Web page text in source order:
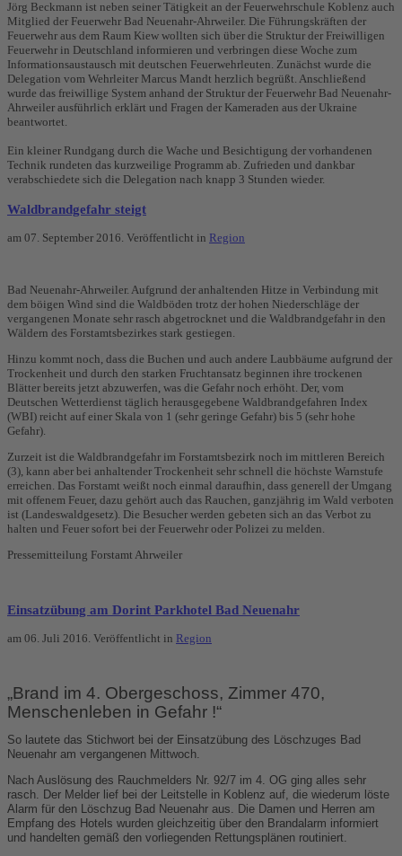
Jörg Beckmann ist neben seiner Tätigkeit an der Feuerwehrschule Koblenz auch
Mitglied der Feuerwehr Bad Neuenahr-Ahrweiler. Die Führungskräften der
Feuerwehr aus dem Raum Kiew wollten sich über die Struktur der Freiwilligen
Feuerwehr in Deutschland informieren und verbringen diese Woche zum
Informationsaustausch mit deutschen Feuerwehrleuten. Zunächst wurde die
Delegation vom Wehrleiter Marcus Mandt herzlich begrüßt. Anschließend
wurde das freiwillige System anhand der Struktur der Feuerwehr Bad Neuenahr-
Ahrweiler ausführlich erklärt und Fragen der Kameraden aus der Ukraine
beantwortet.
Ein kleiner Rundgang durch die Wache und Besichtigung der vorhandenen
Technik rundeten das kurzweilige Programm ab. Zufrieden und dankbar
verabschiedete sich die Delegation nach knapp 3 Stunden wieder.
Waldbrandgefahr steigt
am 07. September 2016 . Veröffentlicht in Region
Bad Neuenahr-Ahrweiler. Aufgrund der anhaltenden Hitze in Verbindung mit
dem böigen Wind sind die Waldböden trotz der hohen Niederschläge der
vergangenen Monate sehr rasch abgetrocknet und die Waldbrandgefahr in den
Wäldern des Forstamtsbezirkes stark gestiegen.
Hinzu kommt noch, dass die Buchen und auch andere Laubbäume aufgrund der
Trockenheit und durch den starken Fruchtansatz beginnen ihre trockenen
Blätter bereits jetzt abzuwerfen, was die Gefahr noch erhöht. Der, vom
Deutschen Wetterdienst täglich herausgegebene Waldbrandgefahren Index
(WBI) reicht auf einer Skala von 1 (sehr geringe Gefahr) bis 5 (sehr hohe
Gefahr).
Zurzeit ist die Waldbrandgefahr im Forstamtsbezirk noch im mittleren Bereich
(3), kann aber bei anhaltender Trockenheit sehr schnell die höchste Warnstufe
erreichen. Das Forstamt weißt noch einmal daraufhin, dass generell der Umgang
mit offenem Feuer, dazu gehört auch das Rauchen, ganzjährig im Wald verboten
ist (Landeswaldgesetz). Die Besucher werden gebeten sich an das Verbot zu
halten und Feuer sofort bei der Feuerwehr oder Polizei zu melden.
Pressemitteilung Forstamt Ahrweiler
Einsatzübung am Dorint Parkhotel Bad Neuenahr
am 06. Juli 2016. Veröffentlicht in Region
„Brand im 4. Obergeschoss, Zimmer 470,
Menschenleben in Gefahr !“
So lautete das Stichwort bei der Einsatzübung des Löschzuges Bad
Neuenahr am vergangenen Mittwoch.
Nach Auslösung des Rauchmelders Nr. 92/7 im 4. OG ging alles sehr
rasch. Der Melder lief bei der Leitstelle in Koblenz auf, die wiederum löste
Alarm für den Löschzug Bad Neuenahr aus. Die Damen und Herren am
Empfang des Hotels wurden gleichzeitig über den Brandalarm informiert
und handelten gemäß den vorliegenden Rettungsplänen routiniert.